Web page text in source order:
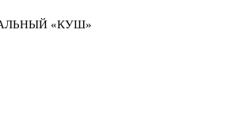
«КУШ»